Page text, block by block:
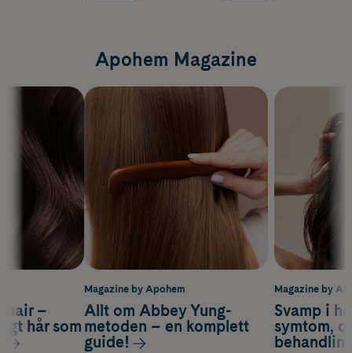
Apohem Magazine
Magazine by
Svamp i
symtom,
hair –
hår som
Magazine by Apohem
Allt om Abbey Yung-
metoden – en komplett
guide!